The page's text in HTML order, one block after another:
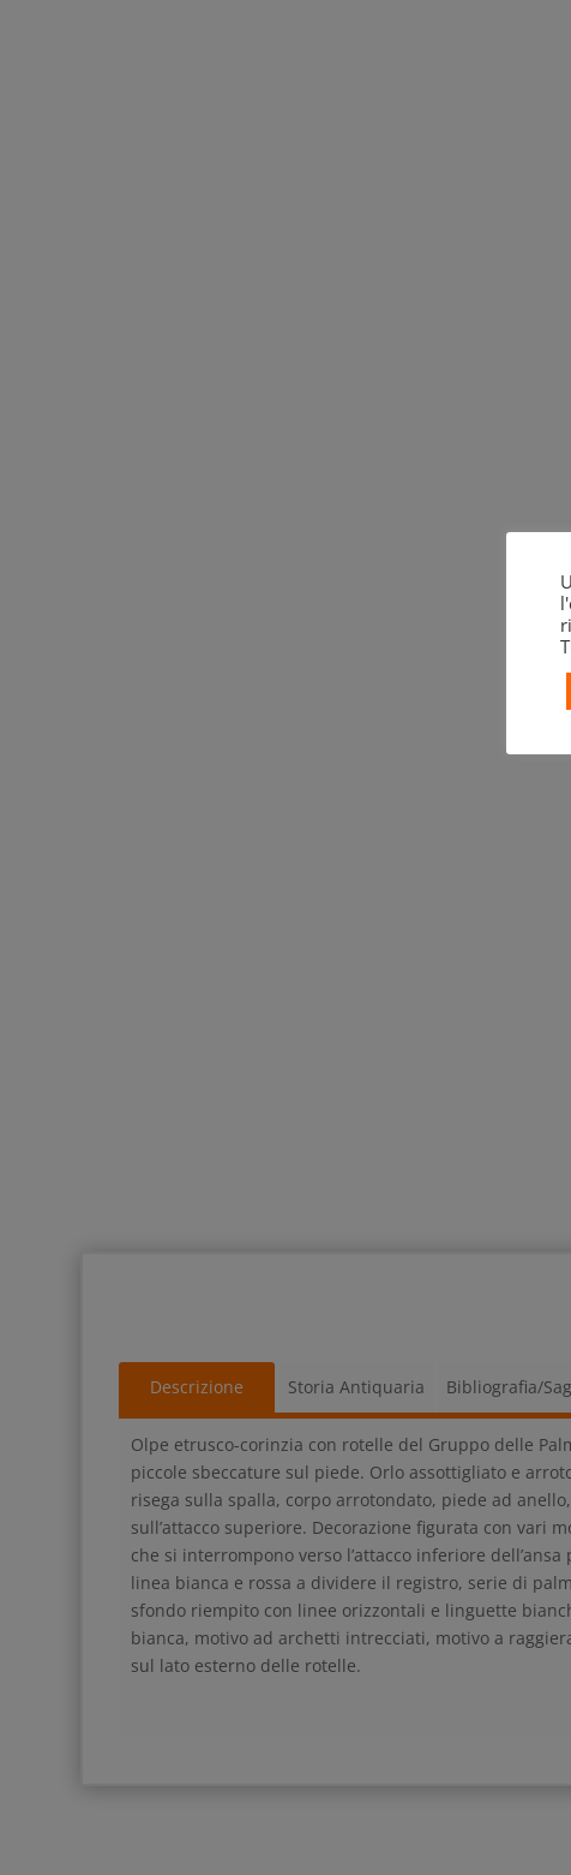
Descrizione Storia Antiquaria Bibliografia/
Olpe etrusco-corinzia con rotelle del Gruppo delle
piccole sbeccature sul piede. Orlo assottigliato e
risega sulla spalla, corpo arrotondato, piede ad
sull’attacco superiore. Decorazione figurata con vari
che si interrompono verso l’attacco inferiore
linea bianca e rossa a dividere il registro, serie di
sfondo riempito con linee orizzontali e linguette
bianca, motivo ad archetti intrecciati, motivo a
sul lato esterno delle rotelle.